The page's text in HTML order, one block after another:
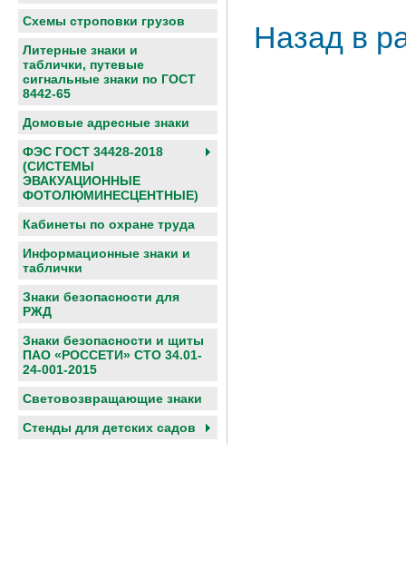
Схемы строповки грузов
Литерные знаки и
таблички, путевые
сигнальные знаки по ГОСТ
8442-65
Домовые адресные знаки
ФЭС ГОСТ 34428-2018
(СИСТЕМЫ
ЭВАКУАЦИОННЫЕ
ФОТОЛЮМИНЕСЦЕНТНЫЕ)
Кабинеты по охране труда
Информационные знаки и
таблички
Знаки безопасности для
РЖД
Знаки безопасности и щиты
ПАО «РОССЕТИ» СТО 34.01-
24-001-2015
Световозвращающие знаки
Cтенды для детских садов
Назад в